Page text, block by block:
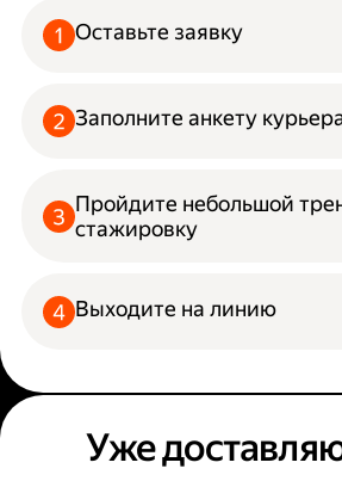
Оставьте заявку
Заполните анкету
Пройдите небольшой
стажировку
Выходите на линию
Уже